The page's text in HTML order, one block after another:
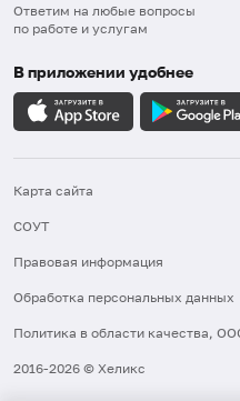
Ответим на любые вопросы
по работе и услугам
В приложении удобнее
Карта сайта
СОУТ
Правовая информация
Обработка персональных данных
Политика в области качества,
2016-2026 © Хеликс